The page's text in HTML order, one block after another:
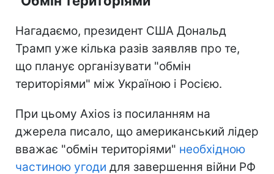
Нагадаємо, президент США Дональд
Трамп уже кілька разів заявляв про те,
що планує організувати "обмін
територіями" між Україною і Росією.
При цьому Axios із посиланням на
джерела писало, що американський лідер
вважає "обмін територіями" необхідною
частиною угоди для завершення війни РФ